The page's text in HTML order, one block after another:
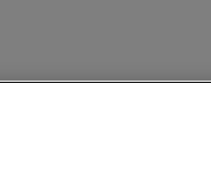
Te ayudará a